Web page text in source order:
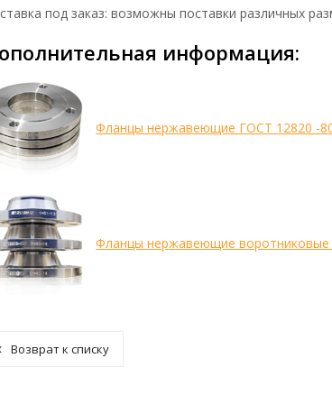
под заказ: возможны поставки различных
информация:
Фланцы нержавеющие ГОСТ 12820 -
Фланцы нержавеющие
Возврат к списку